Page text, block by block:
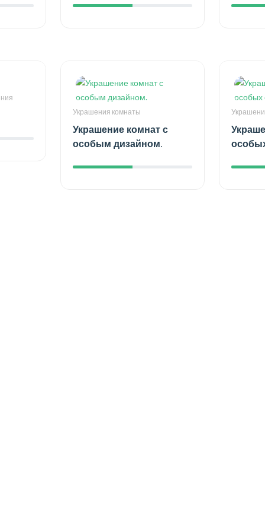
Украшения комнаты
Украшение комнат с
особым дизайном.